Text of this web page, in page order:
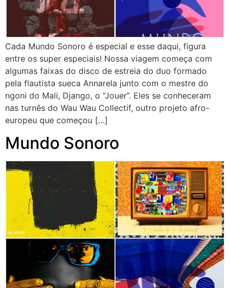
Cada Mundo Sonoro é especial e esse daqui, figura
entre os super especiais! Nossa viagem começa com
algumas faixas do disco de estreia do duo formado
pela flautista sueca Annarela junto com o mestre do
ngoni do Mali, Django, o “Jouer”. Eles se conheceram
nas turnês do Wau Wau Collectif, outro projeto afro-
europeu que começou […]
Mundo Sonoro